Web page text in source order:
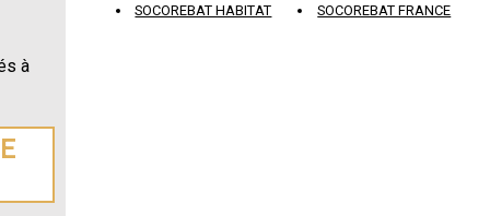
à
SOCOREBAT HABITAT SOCOREBAT FRANCE